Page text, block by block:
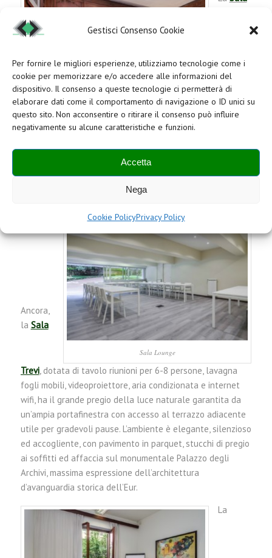
Gestisci Consenso Cookie
Per fornire le migliori esperienze, utilizziamo tecnologie come i
cookie per memorizzare e/o accedere alle informazioni del
dispositivo. Il consenso a queste tecnologie ci permetterà di
elaborare dati come il comportamento di navigazione o ID unici su
questo sito. Non acconsentire o ritirare il consenso può influire
negativamente su alcune caratteristiche e funzioni.
Accetta
Nega
Cookie PolicyPrivacy Policy
Salottino Business
ideale per meeting di lavoro, conferenze e corsi di
formazione. La sala può essere allestita con tavoli
riunione o a ferro di cavallo. Dotata di ogni comfort.
Sala Lounge
Ancora,
la Sala
Trevi, dotata di tavolo riunioni per 6-8 persone, lavagna
fogli mobili, videoproiettore, aria condizionata e internet
wifi, ha il grande pregio della luce naturale garantita da
un’ampia portafinestra con accesso al terrazzo adiacente
utile per gradevoli pause. L’ambiente è elegante, silenzioso
ed accogliente, con pavimento in parquet, stucchi di pregio
ai soffitti ed affaccia sul monumentale Palazzo degli
Archivi, massima espressione dell’architettura
d’avanguardia storica dell’Eur.
La